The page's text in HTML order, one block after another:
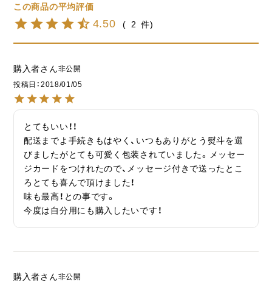
4.50 2
購入者
非公開
投稿日
2018/01/05
とてもいい！！
配送までよ手続きもはやく、いつもありがとう熨斗を選
びましたがとても可愛く包装されていました。メッセー
ジカードをつけれたので、メッセージ付きで送ったとこ
ろとても喜んで頂けました！
味も最高！との事です。
今度は自分用にも購入したいです！
購入者
非公開